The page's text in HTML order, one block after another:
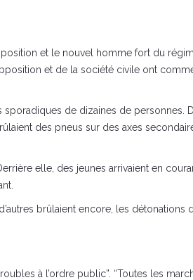
et le nouvel homme fort du
et de la société civile ont
de dizaines de personnes.
des pneus sur des axes
elle, des jeunes arrivaient en
brûlaient encore, les
à l’ordre public”. “Toutes les